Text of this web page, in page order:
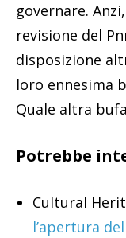
governare.
revisione del
disposizione
loro ennesima
Quale altra
Potrebbe
Cultural
l’apertura